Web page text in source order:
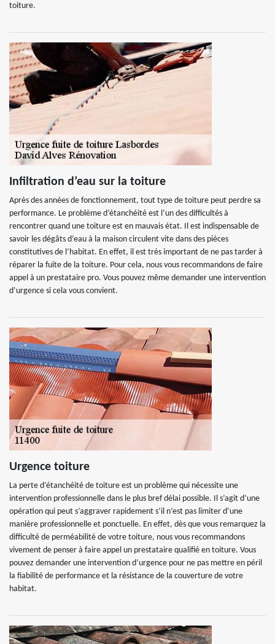
toiture.
Infiltration d’eau sur la toiture
Après des années de fonctionnement, tout type de toiture peut perdre sa
performance. Le problème d’étanchéité est l’un des difficultés à
rencontrer quand une toiture est en mauvais état. Il est indispensable de
savoir les dégâts d’eau à la maison circulent vite dans des pièces
constitutives de l’habitat. En effet, il est très important de ne pas tarder à
réparer la fuite de la toiture. Pour cela, nous vous recommandons de faire
appel à un prestataire pro. Vous pouvez même demander une intervention
d’urgence si cela vous convient.
Urgence toiture
La perte d’étanchéité de toiture est un problème qui nécessite une
intervention professionnelle dans le plus bref délai possible. Il s’agit d’une
opération qui peut s’aggraver rapidement s’il n’est pas limiter d’une
manière professionnelle et ponctuelle. En effet, dès que vous remarquez la
difficulté de perméabilité de votre toiture, nous vous recommandons
vivement de penser à faire appel un prestataire qualifié en toiture. Vous
pouvez demander une intervention d’urgence pour ne pas mettre en péril
la fiabilité de performance et la résistance de la couverture de votre
habitat.